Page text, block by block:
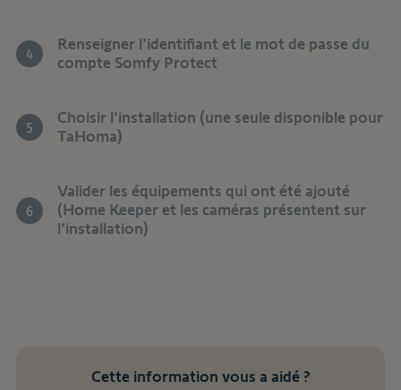
4
Renseigner l'identifiant et le mot de passe du
compte Somfy Protect
5
Choisir l'installation (une seule disponible pour
TaHoma)
6
Valider les équipements qui ont été ajouté
(Home Keeper et les caméras présentent sur
l'installation)
Cette information vous a aidé ?